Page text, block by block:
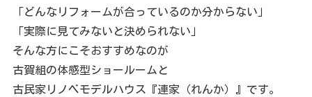
「どんなリフォームが合っているのか分からない」
「実際に見てみないと決められない」
そんな方にこそおすすめなのが
古賀組の体感型ショールームと
古民家リノベモデルハウス『連家（れんか）』です。